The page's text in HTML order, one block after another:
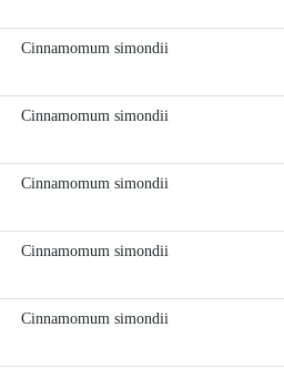
Cinnamomum simondii
Cinnamomum simondii
Cinnamomum simondii
Cinnamomum simondii
Cinnamomum simondii